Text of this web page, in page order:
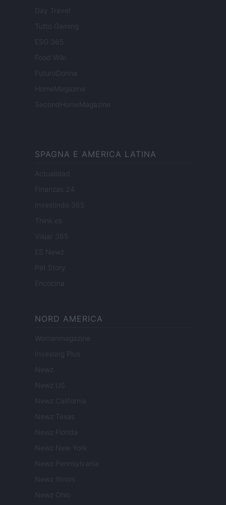
Day Travel
Tutto Gaming
ESG 365
Food Wiki
FuturoDonna
HomeMagazine
SecondHomeMagazine
SPAGNA E AMERICA LATINA
Actualidad
Finanzas 24
Investindo 365
Think.es
Viajar 365
ES Newz
Pet Story
Encocina
NORD AMERICA
Womanmagazine
Investing Plus
Newz
Newz US
Newz California
Newz Texas
Newz Florida
Newz New York
Newz Pennsylvania
Newz Illinois
Newz Ohio